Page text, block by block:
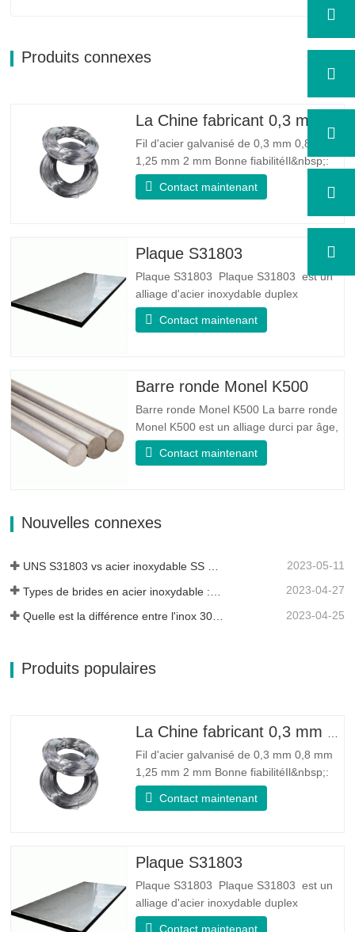
Produits connexes
Fil d'acier galvanisé de 0,3 mm 0,8 mm
1,25 mm 2 mm Bonne fiabilitéIl&nbsp;:
peut améliorer certains nœuds, bavures
et rouille sur le fil d'acier Bonne élasticité
bonne, l'élasticité est très bonne, très
adaptée à la fabrication de ressorts…
Contact maintenant
Plaque S31803
Plaque S31803 Plaque S31803 est un
alliage d'acier inoxydable duplex
standard de qualité duplex. Il a la
microstructure d'un rapport
stabilité mécanique fiable, de ductilité et
la…
Contact maintenant
Barre ronde Monel K500
Barre ronde Monel K500 La barre ronde
Monel K500 est un alliage durci par âge,
dont la composition de base se compose
d'éléments comme le nickel et le cuivre.
à l'érosion…
Contact maintenant
Nouvelles connexes
UNS S31803 vs acier inoxydable SS 316 - Quelle est la différence 2023-05-11
2023-04-27
2023-04-25
Produits populaires
Fil d'acier galvanisé de 0,3 mm 0,8 mm
1,25 mm 2 mm Bonne fiabilitéIl&nbsp;:
peut améliorer certains nœuds, bavures
et rouille sur le fil d'acier Bonne élasticité
adaptée à la fabrication de ressorts
Contact maintenant
Plaque S31803
Plaque S31803 Plaque S31803 est un
alliage d'acier inoxydable duplex
standard de qualité duplex. Il a la
Contact maintenant